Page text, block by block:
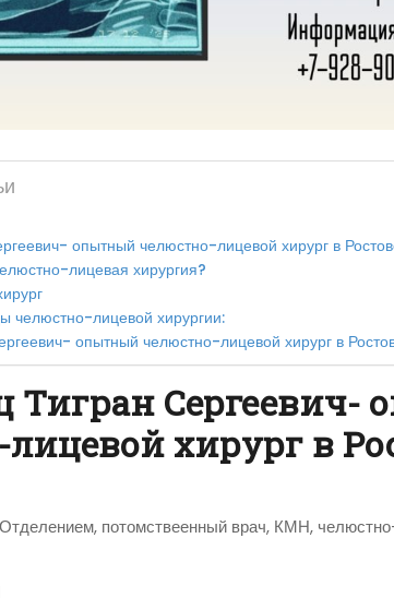
опытный челюстно-лицевой хирург в
лицевая хирургия?
челюстно-лицевой хирургии:
опытный челюстно-лицевой хирург в
Тигран Сергеевич-
хирург в
потомствеенный врач, КМН, челюстно-